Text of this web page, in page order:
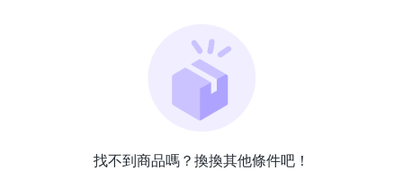
找不到商品嗎？換換其他條件吧！